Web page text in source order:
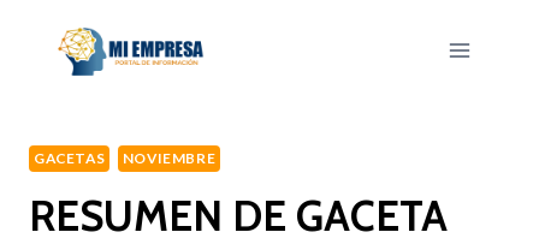
GACETAS NOVIEMBRE
RESUMEN DE GACETA